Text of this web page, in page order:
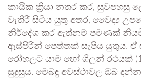
කායික ක්‍රියා නතර කර, සුවපහසු
වැතිරී සිටිය යුතු අතර, වෛද්‍ය
නිර්දේශ කර ඇත්නම් පමණක්
ඇස්පිරින් පෙත්තක් සැපිය යුතුය.
රෝහලට යාම හෝ ගිලන් රථයක්
සුදුසුය. මෙබඳු අවස්ථාවල ඔබ